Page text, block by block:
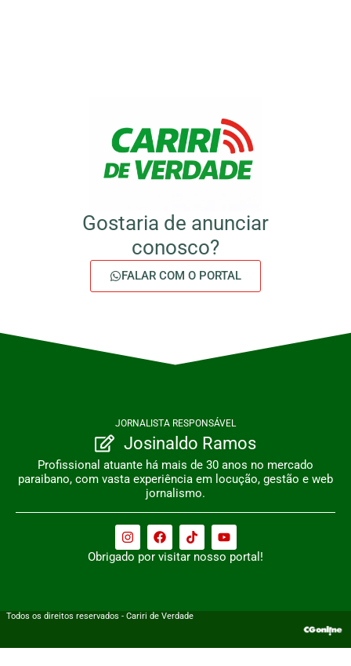
Gostaria de anunciar
conosco?
FALAR COM O PORTAL
JORNALISTA RESPONSÁVEL
Josinaldo Ramos
Profissional atuante há mais de 30 anos no mercado
paraibano, com vasta experiência em locução, gestão e web
jornalismo.
Obrigado por visitar nosso portal!
Todos os direitos reservados - Cariri de Verdade